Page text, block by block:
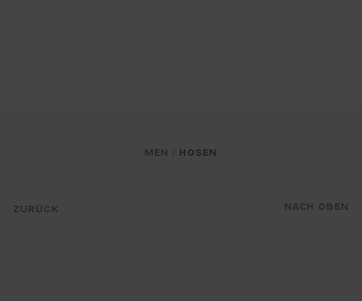
ZURÜCK
MEN HOSEN
NACH OBEN